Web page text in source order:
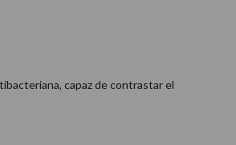
capaz de contrastar el